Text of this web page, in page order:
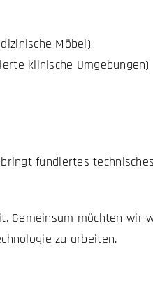
Möbel)
klinische Umgebungen)
fundiertes
möchten wir
zu arbeiten.